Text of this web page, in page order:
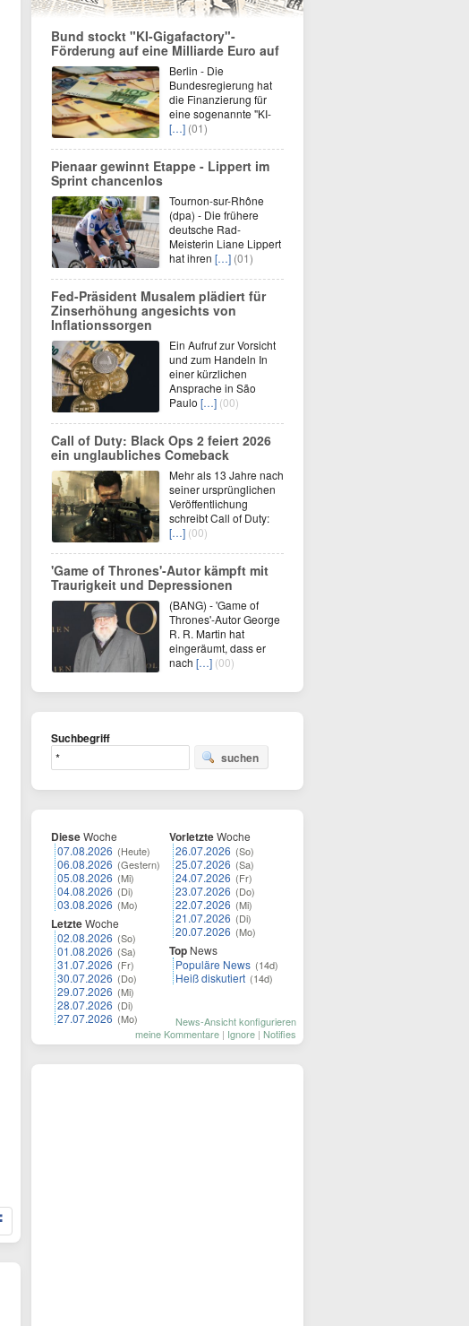
Bund stockt "KI-Gigafactory"-
Förderung auf eine Milliarde Euro auf
Berlin - Die
Bundesregierung hat
die Finanzierung für
eine sogenannte "KI-
[…] (01)
Pienaar gewinnt Etappe - Lippert im
Sprint chancenlos
Tournon-sur-Rhône
(dpa) - Die frühere
deutsche Rad-
Meisterin Liane Lippert
hat ihren […] (01)
Fed-Präsident Musalem plädiert für
Zinserhöhung angesichts von
Inflationssorgen
Ein Aufruf zur Vorsicht
und zum Handeln In
einer kürzlichen
Ansprache in São
Paulo […] (00)
Call of Duty: Black Ops 2 feiert 2026
ein unglaubliches Comeback
Mehr als 13 Jahre nach
seiner ursprünglichen
Veröffentlichung
schreibt Call of Duty:
[…] (00)
'Game of Thrones'-Autor kämpft mit
Traurigkeit und Depressionen
(BANG) - 'Game of
Thrones'-Autor George
R. R. Martin hat
eingeräumt, dass er
nach […] (00)
Suchbegriff
suchen
DieseWoche
07.08.2026 (Heute)
06.08.2026 (Gestern)
05.08.2026 (Mi)
04.08.2026 (Di)
03.08.2026 (Mo)
LetzteWoche
02.08.2026 (So)
01.08.2026 (Sa)
31.07.2026 (Fr)
30.07.2026 (Do)
29.07.2026 (Mi)
28.07.2026 (Di)
27.07.2026 (Mo)
VorletzteWoche
26.07.2026 (So)
25.07.2026 (Sa)
24.07.2026 (Fr)
23.07.2026 (Do)
22.07.2026 (Mi)
21.07.2026 (Di)
20.07.2026 (Mo)
Top News
Populäre News (14d)
Heiß diskutiert (14d)
News-Ansicht konfigurieren
meine Kommentare | Ignore | Notifies